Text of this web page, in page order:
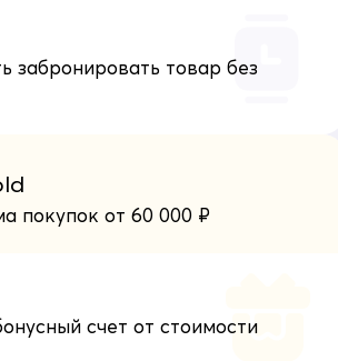
забронировать товар без
покупок от 60 000 ₽
счет от стоимости